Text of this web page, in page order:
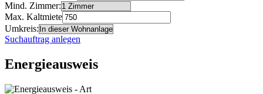
Mind. Zimmer:
Max. Kaltmiete
Umkreis:
Suchauftrag anlegen
Energieausweis